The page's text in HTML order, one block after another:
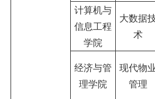
计算机与
信息工程
学院
大数据
术
经济与管
理学院
现代物
管理